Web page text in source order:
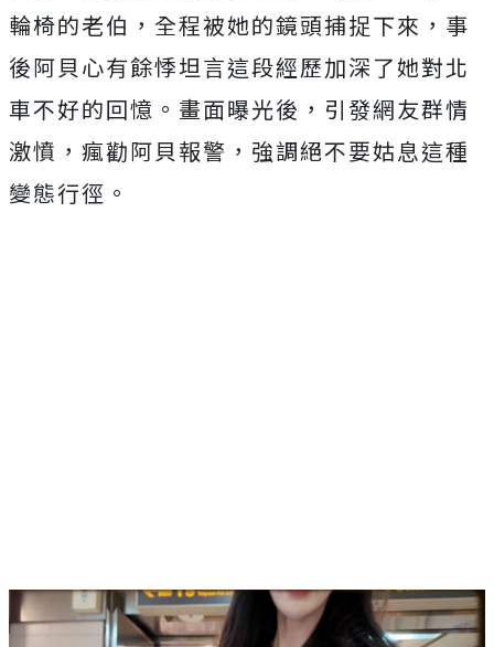
輪椅的老伯，全程被她的鏡頭捕捉下來，事
後阿貝心有餘悸坦言這段經歷加深了她對北
車不好的回憶。 畫面曝光後，引發網友群情
激憤，瘋勸阿貝報警，強調絕不要姑息這種
變態行徑。